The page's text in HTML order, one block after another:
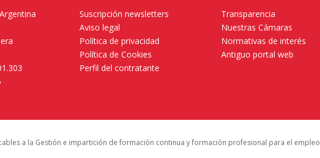
Suscripción newsletters
Aviso legal
Política de privacidad
Política de Cookies
Perfil del contratante
Transparencia
Nuestras Cámaras
Normativas de interés
Antiguo portal web
a la Gestión e impartición de formación continua y formación profesional para el empleo